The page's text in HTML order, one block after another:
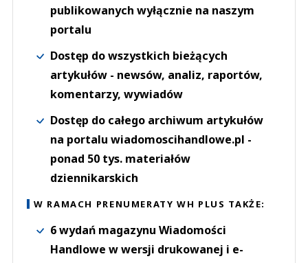
publikowanych wyłącznie na naszym
portalu
Dostęp do wszystkich bieżących
artykułów - newsów, analiz, raportów,
komentarzy, wywiadów
Dostęp do całego archiwum artykułów
na portalu wiadomoscihandlowe.pl -
ponad 50 tys. materiałów
dziennikarskich
W RAMACH PRENUMERATY WH PLUS TAKŻE:
6 wydań magazynu Wiadomości
Handlowe w wersji drukowanej i e-